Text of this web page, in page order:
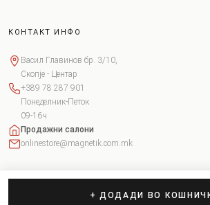
+ ДОДАДИ ВО
КОНТАКТ ИНФО
Васил Главинов бр. 3/10,
Скопје - Центар
+389 78 287 901
Понеделник-Петок
09-16ч
Продажни салони
onlinestore@magnetik.com.mk
Copyright © 2026 Magnetik. Сите права задржани.